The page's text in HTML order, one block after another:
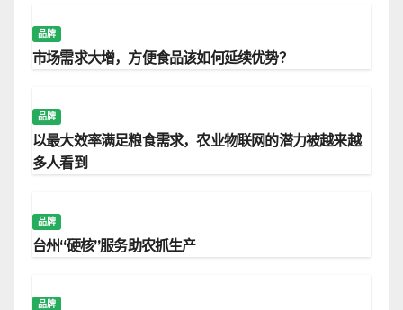
品牌
市场需求大增，方便食品该如何延续优势？
品牌
以最大效率满足粮食需求，农业物联网的潜力被越来越
多人看到
品牌
台州“硬核”服务助农抓生产
品牌